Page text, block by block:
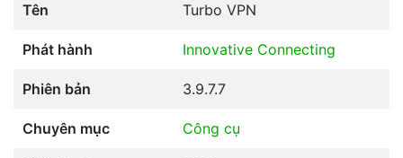
Tên Turbo VPN
Phát hành Innovative Connecting
Phiên bản 3.9.7.7
Chuyên mục Công cụ